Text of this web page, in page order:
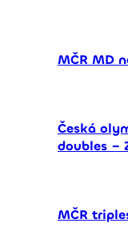
MČR MD
Česká
doubles –
MČR